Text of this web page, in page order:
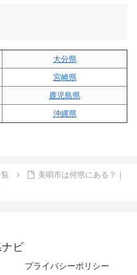
大分県
宮崎県
鹿児島県
沖縄県
美唄市は何県にある？｜
ビ
プライバシーポリシー